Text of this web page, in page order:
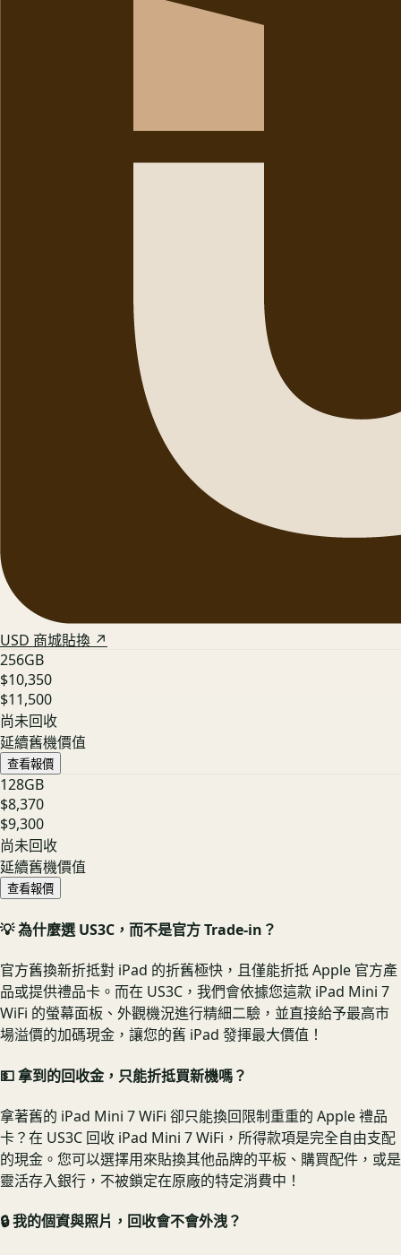
USD 商城貼換 ↗
256GB
$10,350
$11,500
尚未回收
延續舊機價值
查看報價
128GB
$8,370
$9,300
尚未回收
延續舊機價值
查看報價
💡 為什麼選 US3C，而不是官方 Trade-in？
官方舊換新折抵對 iPad 的折舊極快，且僅能折抵 Apple 官方產
品或提供禮品卡。而在 US3C，我們會依據您這款 iPad Mini 7
WiFi 的螢幕面板、外觀機況進行精細二驗，並直接給予最高市
場溢價的加碼現金，讓您的舊 iPad 發揮最大價值！
💵 拿到的回收金，只能折抵買新機嗎？
拿著舊的 iPad Mini 7 WiFi 卻只能換回限制重重的 Apple 禮品
卡？在 US3C 回收 iPad Mini 7 WiFi，所得款項是完全自由支配
的現金。您可以選擇用來貼換其他品牌的平板、購買配件，或是
靈活存入銀行，不被鎖定在原廠的特定消費中！
🔒 我的個資與照片，回收會不會外洩？